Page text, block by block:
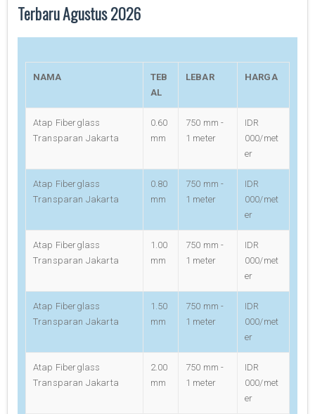
Terbaru Agustus 2026
NAMA
TEB
AL
LEBAR HARGA
Atap Fiberglass
Transparan Jakarta
0.60
mm
750 mm -
1 meter
IDR
000/met
er
Atap Fiberglass
Transparan Jakarta
0.80
mm
750 mm -
1 meter
IDR
000/met
er
Atap Fiberglass
Transparan Jakarta
1.00
mm
750 mm -
1 meter
IDR
000/met
er
Atap Fiberglass
Transparan Jakarta
1.50
mm
750 mm -
1 meter
IDR
000/met
er
Atap Fiberglass
Transparan Jakarta
2.00
mm
750 mm -
1 meter
IDR
000/met
er